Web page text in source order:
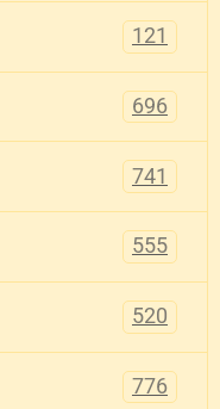
121
696
741
555
520
776